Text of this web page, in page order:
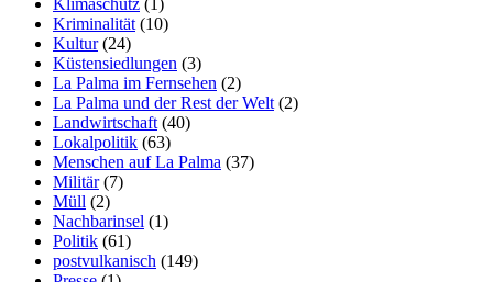
Kriminalität (10)
Kultur(24)
Küstensiedlungen (3)
La Palma im Fernsehen (2)
La Palma und der Rest der Welt (2)
Landwirtschaft (40)
Lokalpolitik (63)
Menschen auf La Palma (37)
Militär(7)
Müll (2)
Nachbarinsel (1)
Politik (61)
postvulkanisch (149)